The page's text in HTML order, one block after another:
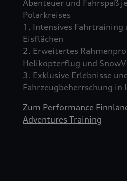
Abenteuer und Fahrspaß
Polarkreises
1. Intensives
Eisflächen
2. Erweitertes
Helikopterflug und
3. Exklusive Erlebnisse
Fahrzeugbeherrschung in
Zum Performance
Adventures Training